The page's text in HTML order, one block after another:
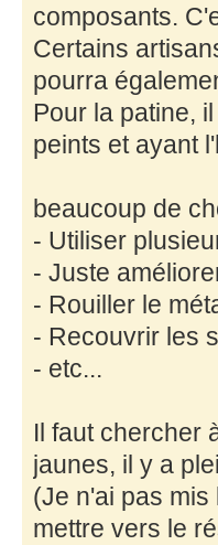
composants.
Certains
pourra
Pour la patine,
peints et ayant
beaucoup de
- Utiliser
- Juste
- Rouiller le
- Recouvrir les
- etc...
Il faut chercher
jaunes, il y a
(Je n'ai pas
mettre vers le